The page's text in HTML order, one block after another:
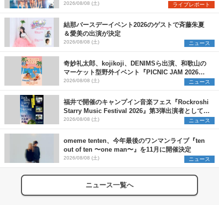
Onephony新体制1st Oneman Live はじまりの夏
＞
2026/08/08 (土) ライブレポート
結那バースデーイベント2026のゲストで斉藤朱夏
＆愛美の出演が決定
2026/08/08 (土) ニュース
奇妙礼太郎、kojikoji、DENIMSら出演、和歌山の
マーケット型野外イベント『PICNIC JAM 2026』
早割チケット発売開始
2026/08/08 (土) ニュース
福井で開催のキャンプイン音楽フェス『Rockroshi
Starry Music Festival 2026』第3弾出演者として
SCOOBIE DO、かりゆし58、Reiを発表
2026/08/08 (土) ニュース
omeme tenten、今年最後のワンマンライブ『ten
out of ten 〜one man〜』を11月に開催決定
2026/08/08 (土) ニュース
ニュース一覧へ